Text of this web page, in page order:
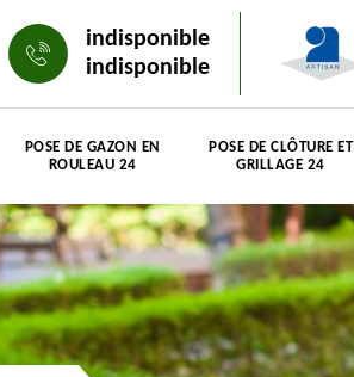
indisponible
indisponible
POSE DE GAZON EN
ROULEAU 24
POSE DE CLÔTURE ET
GRILLAGE 24